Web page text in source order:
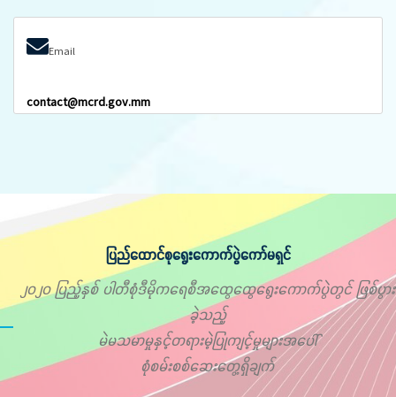
Email
contact@mcrd.gov.mm
ပြည်ထောင်စုရွေးကောက်ပွဲကော်မရှင်
၂၀၂၀ ပြည့်နှစ် ပါတီစုံဒီမိုကရေစီအထွေထွေရွေးကောက်ပွဲတွင် ဖြစ်ပွား
ခဲ့သည့်
မဲမသမာမှုနှင့်တရားမဲ့ပြုကျင့်မှုများအပေါ်
စုံစမ်းစစ်ဆေးတွေ့ရှိချက်